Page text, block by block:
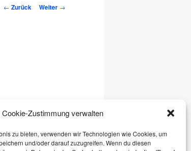
Cookie-Zustimmung verwalten
zu bieten, verwenden wir Technologien wie Cookies, um
und/oder darauf zuzugreifen. Wenn du diesen
Beitrags-
← Zurück Weiter →